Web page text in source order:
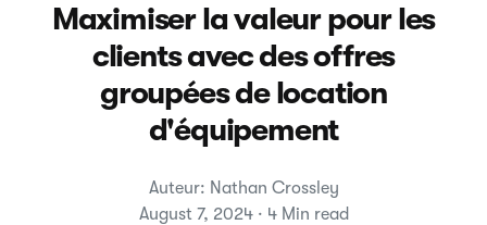
Maximiser la valeur pour les
clients avec des offres
groupées de location
d'équipement
Auteur: Nathan Crossley
August 7, 2024 · 4 Min read